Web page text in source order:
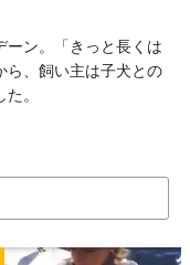
ーン。「きっと長くは
ら、飼い主は子犬との
。
るか…
日々